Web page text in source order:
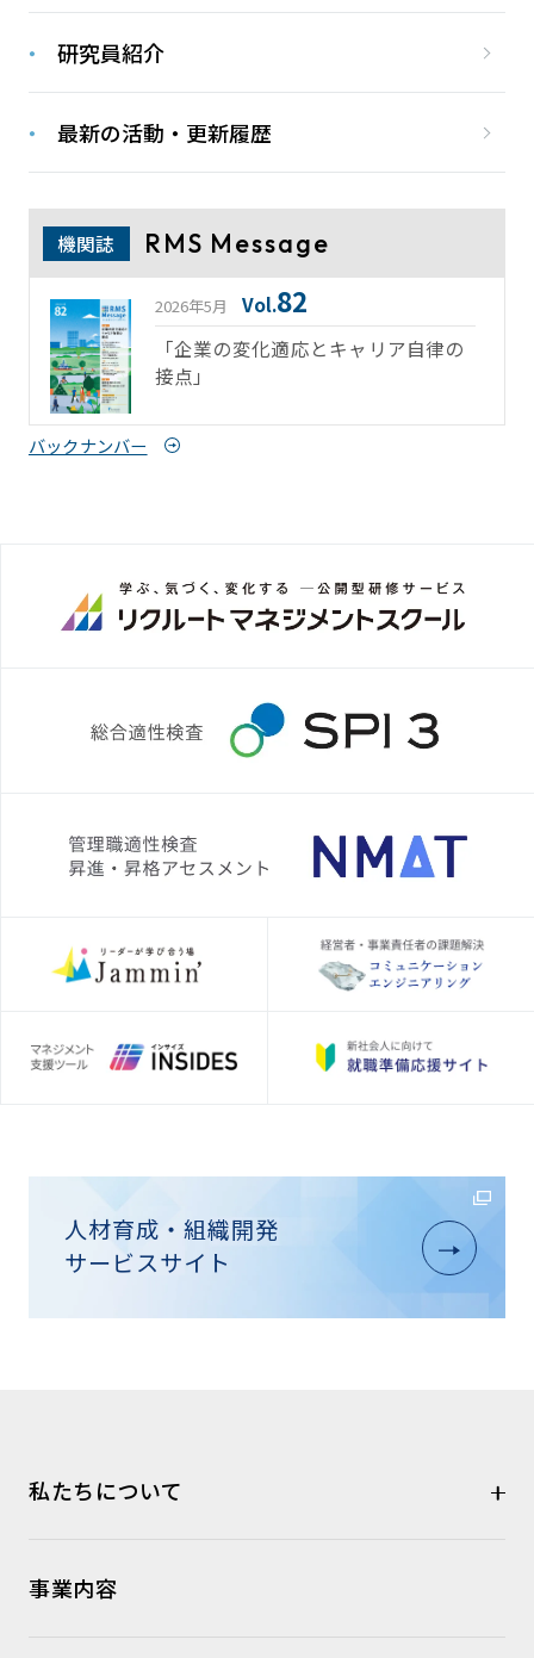
研究員紹介
最新の活動・更新履歴
機関誌 RMS Message
「企業の変化適応とキャリア自律の
接点」
2026年5月 Vol.82
バックナンバー
人材育成・組織開発
サービスサイト
私たちについて
事業内容